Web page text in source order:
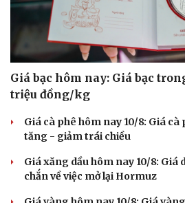
Giá bạc hôm nay: Giá bạc
triệu đồng/kg
Giá cà phê hôm nay 10/8: Giá
tăng - giảm trái chiều
Giá xăng dầu hôm nay 10/8: Giá
chắn về việc mở lại Hormuz